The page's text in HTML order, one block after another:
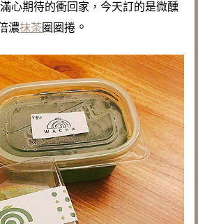
心期待的衝回家， 今天訂的是微醺
濃抹茶圈圈捲 。